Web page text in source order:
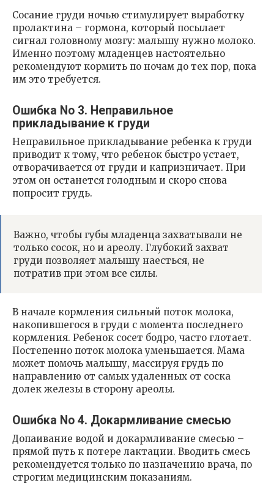
Сосание груди ночью стимулирует выработку
пролактина – гормона, который посылает
сигнал головному мозгу: малышу нужно молоко.
Именно поэтому младенцев настоятельно
рекомендуют кормить по ночам до тех пор, пока
им это требуется.
Ошибка No 3. Неправильное
прикладывание к груди
Неправильное прикладывание ребенка к груди
приводит к тому, что ребенок быстро устает,
отворачивается от груди и капризничает. При
этом он останется голодным и скоро снова
попросит грудь.
Важно, чтобы губы младенца захватывали не
только сосок, но и ареолу. Глубокий захват
груди позволяет малышу наесться, не
потратив при этом все силы.
В начале кормления сильный поток молока,
накопившегося в груди с момента последнего
кормления. Ребенок сосет бодро, часто глотает.
Постепенно поток молока уменьшается. Мама
может помочь малышу, массируя грудь по
направлению от самых удаленных от соска
долек железы в сторону ареолы.
Ошибка No 4. Докармливание смесью
Допаивание водой и докармливание смесью –
прямой путь к потере лактации. Вводить смесь
рекомендуется только по назначению врача, по
строгим медицинским показаниям.